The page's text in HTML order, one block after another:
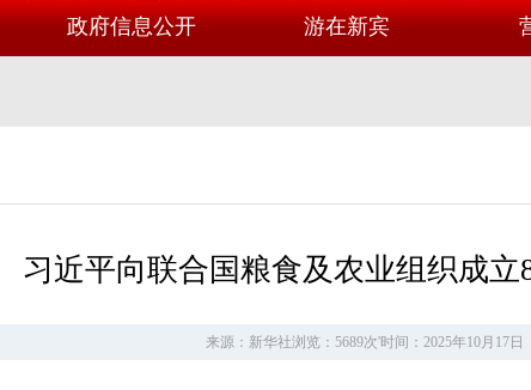
政府信息公开 游在新宾
习近平向联合国粮食及农业组织成立
来源：新华社浏览：5689次'时间：2025年10月17日